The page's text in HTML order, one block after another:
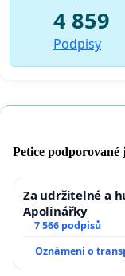
4 859
Podpisy
Petice
Za udržitelné a
Apolinářky
7 566 podpisů
Oznámení o